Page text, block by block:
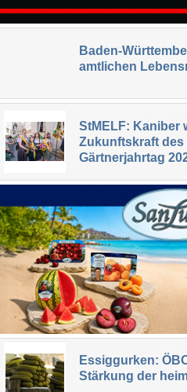
Baden-
amtlichen
StMELF: Kaniber
Zukunftskraft des
Gärtnerjahrtag
Essiggurken:
Stärkung der